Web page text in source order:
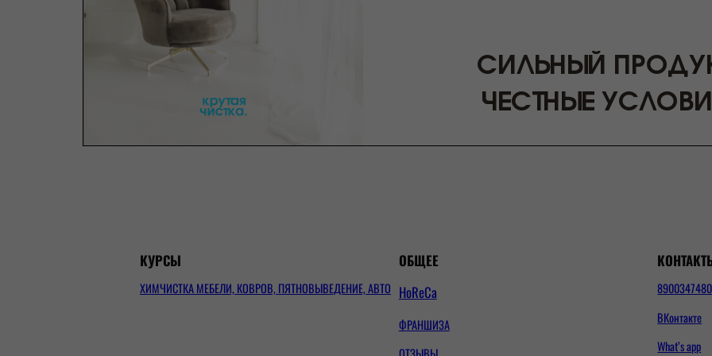
КУРСЫ
ХИМЧИСТКА МЕБЕЛИ, КОВРОВ, ПЯТНОВЫВЕДЕНИЕ, АВТО
ОБЩЕЕ
HoReCa
ФРАНШИЗА
ВКонтакте
What’s app